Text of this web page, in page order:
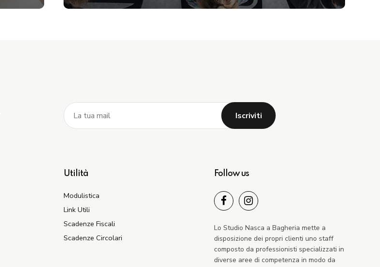
Utilità
Modulistica
Link Utili
Scadenze Fiscali
Scadenze Circolari
Follow us
Lo Studio Nasca a Bagheria mette a
disposizione dei propri clienti uno staff
composto da professionisti specializzati in
diverse aree di competenza in modo da